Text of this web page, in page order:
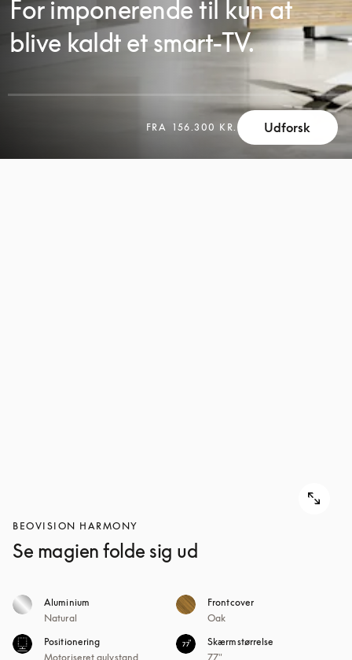
For imponerende til kun at
blive kaldt et smart-TV.
FRA 156.300 KR. Udforsk
BEOVISION HARMONY
Se magien folde sig ud
Aluminium
Natural
Frontcover
Oak
Positionering
Motoriseret gulvstand
Skærmstørrelse
77"